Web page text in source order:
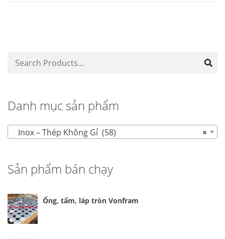
Danh mục sản phẩm
×
Inox – Thép Không Gỉ (58)
Sản phẩm bán chạy
Ống, tấm, láp tròn Vonfram